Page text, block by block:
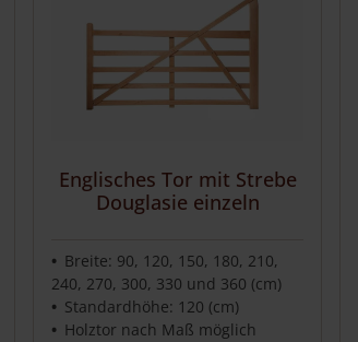
Englisches Tor mit Strebe
Douglasie einzeln
Breite: 90, 120, 150, 180, 210,
240, 270, 300, 330 und 360 (cm)
Standardhöhe: 120 (cm)
Holztor nach Maß möglich